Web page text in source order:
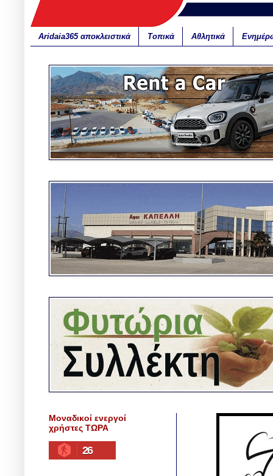
Aridaia365 αποκλειστικά Τοπικά Αθλητικά
Μοναδικοί ενεργοί
χρήστες ΤΩΡΑ
26